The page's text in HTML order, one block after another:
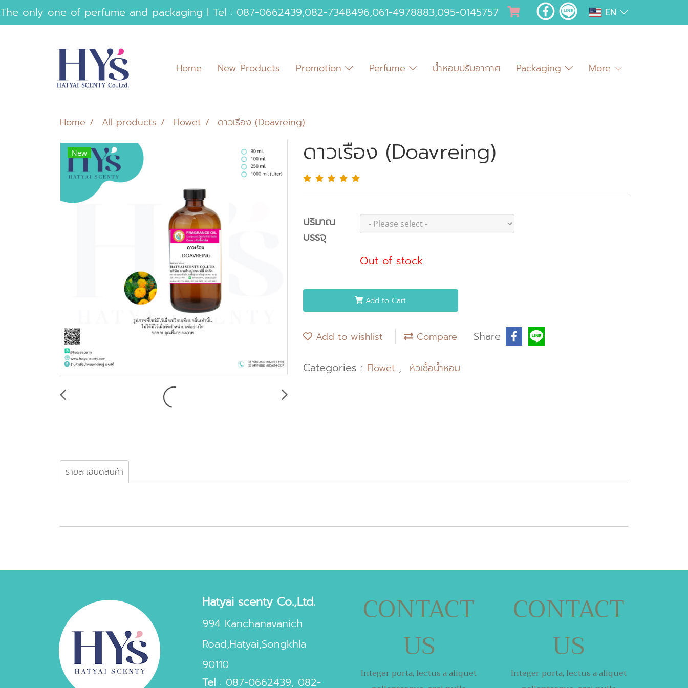
only one of perfume and packaging l Tel : 087-0662439,082-7348496,061-4978883,095-0145757 EN
Home New Products Promotion Perfume น้ำหอมปรับอากาศ Packaging More
Home All products Flowet ดาวเรือง (Doavreing)
New ดาวเรือง (Doavreing)
ปริมาณ
บรรจุ
Out of stock
Add to Cart
Add to wishlist Compare Share
Categories : Flowet , หัวเชื้อน้ำหอม
รายละเอียดสินค้า
Hatyai scenty Co.,Ltd.
994 Kanchanavanich
Road,Hatyai,Songkhla
90110
Tel: 087-0662439, 082-
CONTACT
US
Integer porta, lectus a aliquet
CONTACT
US
Integer porta, lectus a aliquet